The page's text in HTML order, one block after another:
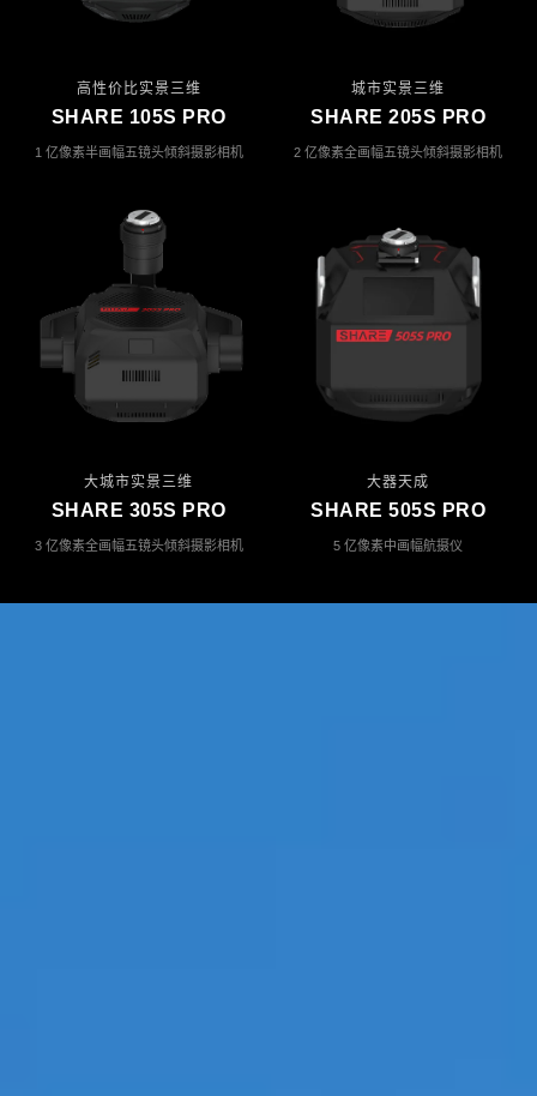
高性价比实景三维
SHARE 105S PRO
1 亿像素半画幅五镜头倾斜摄影相机
城市实景三维
SHARE 205S PRO
2 亿像素全画幅五镜头倾斜摄影相机
大城市实景三维
SHARE 305S PRO
3 亿像素全画幅五镜头倾斜摄影相机
大器天成
SHARE 505S PRO
5 亿像素中画幅航摄仪